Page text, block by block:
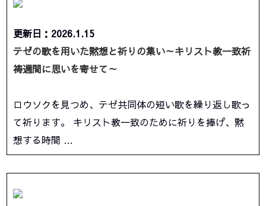
更新日：2026.1.15
テゼの歌を用いた黙想と祈りの集い～キリスト教一致祈
祷週間に思いを寄せて～
ロウソクを見つめ、テゼ共同体の短い歌を繰り返し歌っ
て祈ります。 キリスト教一致のために祈りを捧げ、黙
想する時間 …